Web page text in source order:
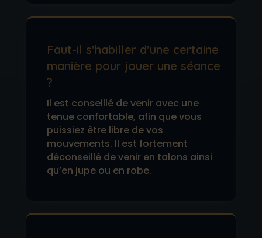
Faut-il s’habiller d’une certaine
manière pour jouer une séance
?
Il est conseillé de venir avec une
tenue confortable, afin que vous
puissiez être libre de vos
mouvements. Il est fortement
déconseillé de venir en talons ainsi
qu’en jupe ou en robe.